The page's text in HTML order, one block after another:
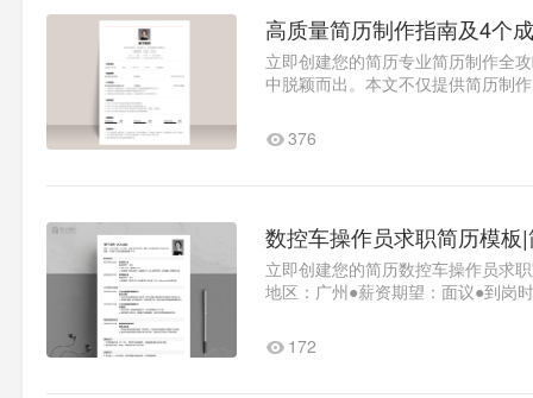
高质量简历制作指南及4个
立即创建您的简历专业简历制作全
中脱颖而出。本文不仅提供简历制
376
数控车操作员求职简历模板
立即创建您的简历数控车操作员求
地区：广州●薪资期望：面议●到岗
172